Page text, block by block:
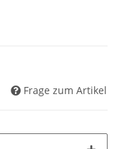
Frage zum Artikel